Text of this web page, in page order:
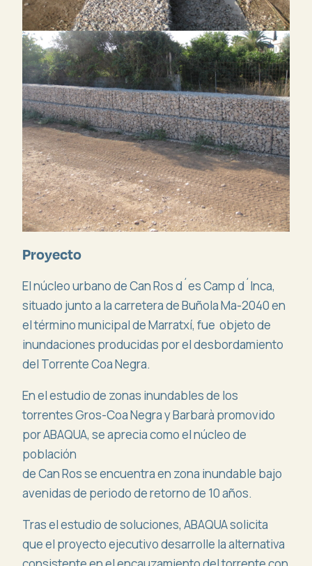
Proyecto
El núcleo urbano de Can Ros d´es Camp d´Inca,
situado junto a la carretera de Buñola Ma-2040 en
el término municipal de Marratxí, fue objeto de
inundaciones producidas por el desbordamiento
del Torrente Coa Negra.
En el estudio de zonas inundables de los
torrentes Gros-Coa Negra y Barbarà promovido
por ABAQUA, se aprecia como el núcleo de
población
de Can Ros se encuentra en zona inundable bajo
avenidas de periodo de retorno de 10 años.
Tras el estudio de soluciones, ABAQUA solicita
que el proyecto ejecutivo desarrolle la alternativa